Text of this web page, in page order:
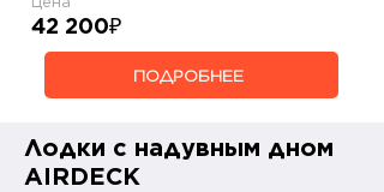
42 200₽
ПОДРОБНЕЕ
Лодки с надувным дном
AIRDECK